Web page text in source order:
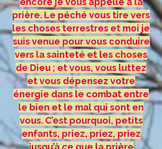
prière. Le péché vous tire vers
les choses terrestres et moi je
suis venue pour vous conduire
vers la sainteté et les choses
de Dieu ; et vous, vous luttez
et vous dépensez votre
énergie dans le combat entre
le bien et le mal qui sont en
vous. C’est pourquoi, petits
enfants, priez, priez, priez
jusqu’à ce que la prière